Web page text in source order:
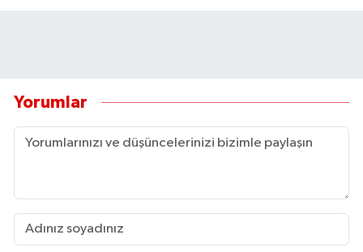
Yorumlar